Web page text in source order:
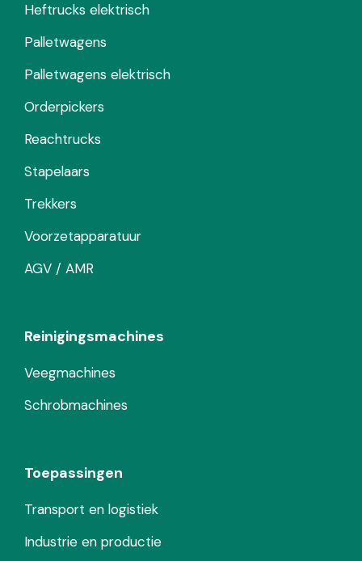
Heftrucks elektrisch
Palletwagens
Palletwagens elektrisch
Orderpickers
Reachtrucks
Stapelaars
Trekkers
Voorzetapparatuur
AGV / AMR
Reinigingsmachines
Veegmachines
Schrobmachines
Toepassingen
Transport en logistiek
Industrie en productie